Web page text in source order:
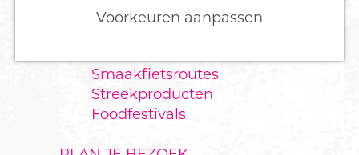
Voorkeuren aanpassen
a
Wekerom
Smaakfietsroutes
Streekproducten
Foodfestivals